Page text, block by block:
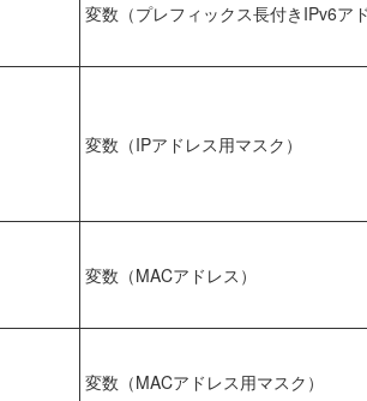
変数（プレフィックス長付きIPv6ア
変数（IPアドレス用マスク）
変数（MACアドレス）
変数（MACアドレス用マスク）